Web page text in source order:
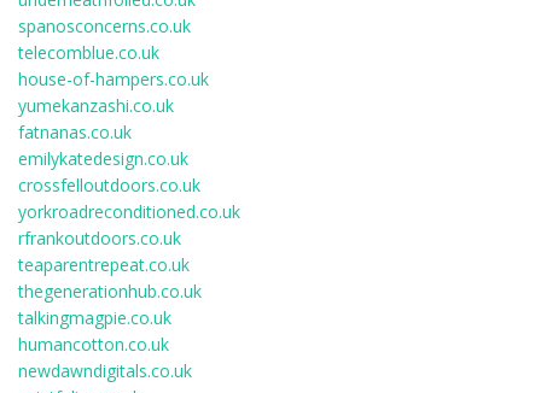
spanosconcerns.co.uk
telecomblue.co.uk
house-of-hampers.co.uk
yumekanzashi.co.uk
fatnanas.co.uk
emilykatedesign.co.uk
crossfelloutdoors.co.uk
yorkroadreconditioned.co.uk
rfrankoutdoors.co.uk
teaparentrepeat.co.uk
thegenerationhub.co.uk
talkingmagpie.co.uk
humancotton.co.uk
newdawndigitals.co.uk